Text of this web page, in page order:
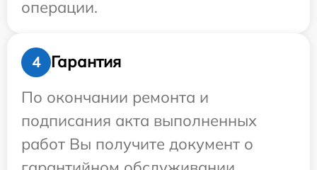
операции.
4
Гарантия
По окончании ремонта и
подписания акта выполненных
работ Вы получите документ о